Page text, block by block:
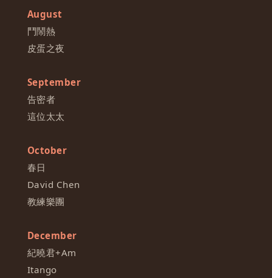
August
鬥鬧熱
皮蛋之夜
September
告密者
這位太太
October
春日
David Chen
教練樂團
December
紀曉君+Am
Itango